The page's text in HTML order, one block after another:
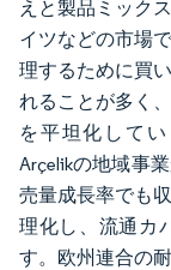
えと製品ミック
イツなどの市場
理するために買
れることが多く
を平坦化してい
Arçelikの地域事
売量成長率でも
理化し、流通カ
す。欧州連合の